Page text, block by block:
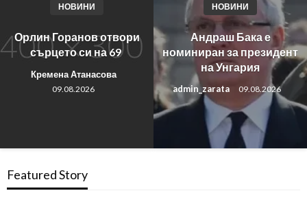
НОВИНИ
Орлин Горанов отвори
сърцето си на 69
Кремена Атанасова
09.08.2026
НОВИНИ
Андраш Бака е
номиниран за президент
на Унгария
admin_zarata 09.08.2026
Featured Story